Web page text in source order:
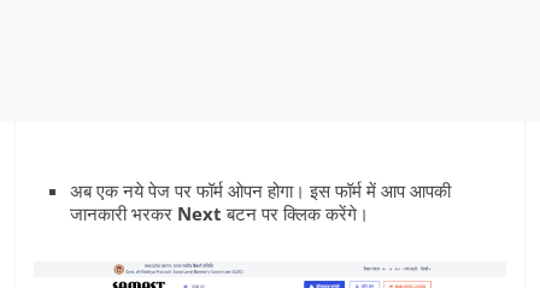
अब एक नये पेज पर फॉर्म ओपन होगा। इस फॉर्म में आप आपकी
जानकारी भरकर Next बटन पर क्लिक करेंगे।